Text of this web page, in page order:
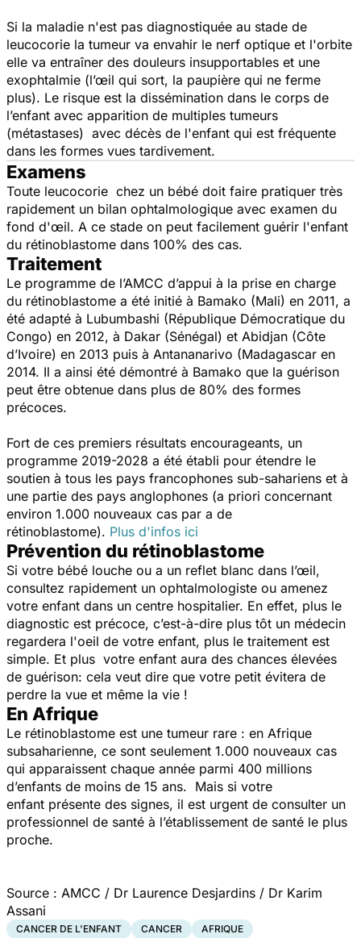
Si la maladie n'est pas diagnostiquée au stade de
leucocorie la tumeur va envahir le nerf optique et l'orbite
elle va entraîner des douleurs insupportables et une
exophtalmie (l’œil qui sort, la paupière qui ne ferme
plus). Le risque est la dissémination dans le corps de
l’enfant avec apparition de multiples tumeurs
(métastases) avec décès de l'enfant qui est fréquente
dans les formes vues tardivement.
Examens
Toute leucocorie chez un bébé doit faire pratiquer très
rapidement un bilan ophtalmologique avec examen du
fond d'œil. A ce stade on peut facilement guérir l'enfant
du rétinoblastome dans 100% des cas.
Traitement
Le programme de l’AMCC d’appui à la prise en charge
du rétinoblastome a été initié à Bamako (Mali) en 2011, a
été adapté à Lubumbashi (République Démocratique du
Congo) en 2012, à Dakar (Sénégal) et Abidjan (Côte
d’Ivoire) en 2013 puis à Antananarivo (Madagascar en
2014. Il a ainsi été démontré à Bamako que la guérison
peut être obtenue dans plus de 80% des formes
précoces.
Fort de ces premiers résultats encourageants, un
programme 2019-2028 a été établi pour étendre le
soutien à tous les pays francophones sub-sahariens et à
une partie des pays anglophones (a priori concernant
environ 1.000 nouveaux cas par a de
rétinoblastome). Plus d'infos ici
Prévention du rétinoblastome
Si votre bébé louche ou a un reflet blanc dans l’œil,
consultez rapidement un ophtalmologiste ou amenez
votre enfant dans un centre hospitalier. En effet, plus le
diagnostic est précoce, c’est-à-dire plus tôt un médecin
regardera l'oeil de votre enfant, plus le traitement est
simple. Et plus votre enfant aura des chances élevées
de guérison: cela veut dire que votre petit évitera de
perdre la vue et même la vie !
En Afrique​
Le rétinoblastome est une tumeur rare : en Afrique
subsaharienne, ce sont seulement 1.000 nouveaux cas
qui apparaissent chaque année parmi 400 millions
d’enfants de moins de 15 ans. Mais si votre
enfant présente des signes, il est urgent de consulter un
professionnel de santé à l’établissement de santé le plus
proche.
Source : AMCC / Dr Laurence Desjardins / Dr Karim
Assani
CANCER DE L'ENFANT CANCER AFRIQUE